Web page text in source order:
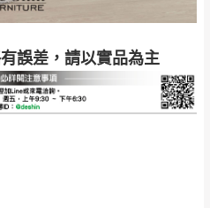
誤差，請以實品為主
門固定公休無送貨｜
每周(三)、(日)兩天收送貨
、金門、馬祖、澎湖地區
到貨日起七日內通知本
退回及換貨之商品必須
包裝，床墊、床包、枕頭
狀態(請保持商品、附件、
方式處理，恕無法接受退